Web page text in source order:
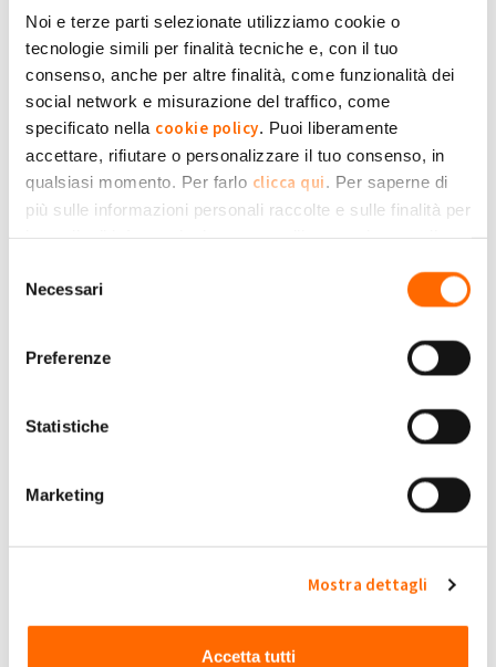
Noi e terze parti selezionate utilizziamo cookie o
tecnologie simili per finalità tecniche e, con il tuo
consenso, anche per altre finalità, come funzionalità dei
social network e misurazione del traffico, come
specificato nella cookie policy . Puoi liberamente
accettare, rifiutare o personalizzare il tuo consenso, in
qualsiasi momento. Per farlo clicca qui . Per saperne di
più sulle informazioni personali raccolte e sulle finalità per
le quali tali informazioni saranno utilizzate, si prega di
delNecessari
Preferenze
Statistiche
Marketing
Mostra dettagli
Accetta tutti
Fotovoltaico: sta arrivando un nuovo
modo di vendere l’energia prodotta
Il sistema elettrico italiano sta cambiando.
La community My Solar Family
flessibilità energetica
In Italia sono ufficialmente partiti i primi progetti di